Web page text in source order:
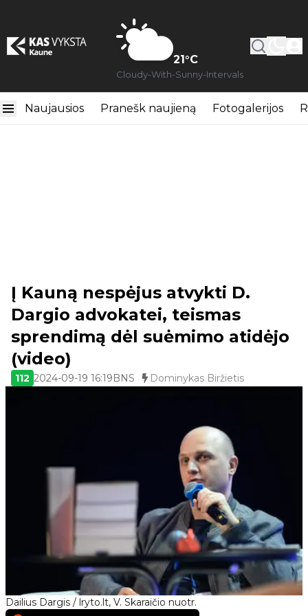
21°C
Cloudy-With-Sunny-Intervals
Naujausios Pranešk naujieną Fotogalerijos
Dailius Dargis / lryto.lt, V. Skaraičio nuotr.
Į Kauną nespėjus atvykti D.
Dargio advokatei, teismas
sprendimą dėl suėmimo atidėjo
(video)
112 2024-09-19 16:19BNS Dominykas Biržietis